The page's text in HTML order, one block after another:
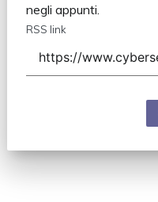
negli appunti.
RSS link